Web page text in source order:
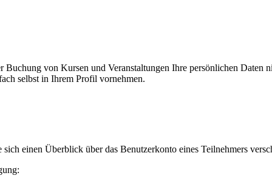
von Kursen und Veranstaltungen Ihre persönlichen Daten
selbst in Ihrem Profil vornehmen.
sich einen Überblick über das Benutzerkonto eines Teilnehmers